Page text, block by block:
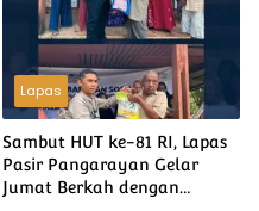
Lapas
Sambut HUT ke-81 RI, Lapas
Pasir Pangarayan Gelar
Jumat Berkah dengan